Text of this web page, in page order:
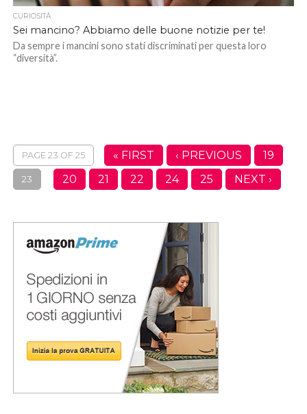
CURIOSITÀ
Sei mancino? Abbiamo delle buone notizie per te!
Da sempre i mancini sono stati discriminati per questa loro
“diversità”.
PAGE 23 OF 25 « FIRST ‹ PREVIOUS
19
20
21 22
23 24 25 NEXT ›